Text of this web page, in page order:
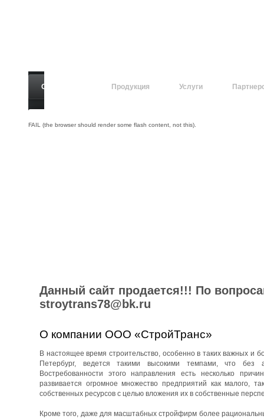
О компании Продукция Услуги
FAIL (the browser should render some flash content, not this).
Данный сайт продается!!! По
stroytrans78@bk.ru
О компании ООО «СтройТранс»
В настоящее время строительство, особенно в таких важных и
Петербург, ведется такими высокими темпами, что без
Востребованности этого направления есть несколько
развивается огромное множество предприятий как малого,
собственных ресурсов с целью вложения их в собственные
Кроме того, даже для масштабных стройфирм более